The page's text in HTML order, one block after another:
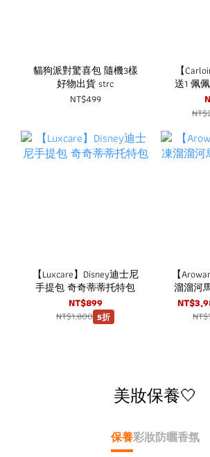
貓狗派對驚喜包 隨機3樣
好物出貨 strc
NT$499
【
送1 佩
粒/盒)
【Luxcare】Disney迪士尼
手提包 奇奇蒂蒂托特包
NT$899
NT$1,800 5折
【
溜溜河
美妝保養🤍
保養彩妝防曬香氛